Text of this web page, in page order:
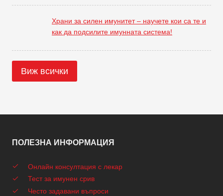
Храни за силен имунитет – научете кои са те и
как да подсилите имунната система!
Виж всички
ПОЛЕЗНА ИНФОРМАЦИЯ
Онлайн консултация с лекар
Тест за имунен срив
Често задавани въпроси